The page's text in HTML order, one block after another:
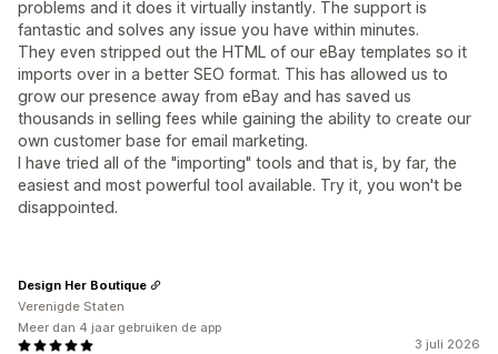
problems and it does it virtually instantly. The support is
fantastic and solves any issue you have within minutes.
They even stripped out the HTML of our eBay templates so it
imports over in a better SEO format. This has allowed us to
grow our presence away from eBay and has saved us
thousands in selling fees while gaining the ability to create our
own customer base for email marketing.
I have tried all of the "importing" tools and that is, by far, the
easiest and most powerful tool available. Try it, you won't be
disappointed.
3 juli 2026
Design Her Boutique
Verenigde Staten
Meer dan 4 jaar gebruiken de app